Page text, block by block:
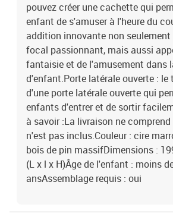
pouvez créer une cachette qui
enfant de s'amuser à l'heure du
addition innovante non
focal passionnant, mais aussi
fantaisie et de l'amusement dans
d'enfant.Porte latérale ouverte :
d'une porte latérale ouverte qui
enfants d'entrer et de sortir
à savoir :La livraison ne
n'est pas inclus.Couleur : cire
bois de pin massifDimensions :
(L x l x H)Âge de l'enfant : moins
ansAssemblage requis : oui